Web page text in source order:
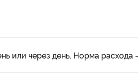
или через день. Норма расхода